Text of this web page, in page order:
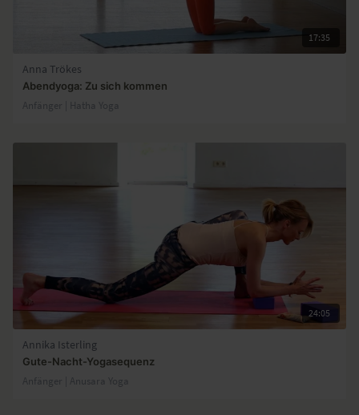
17:35
Anna Trökes
Abendyoga: Zu sich kommen
Anfänger | Hatha Yoga
24:05
Annika Isterling
Gute-Nacht-Yogasequenz
Anfänger | Anusara Yoga